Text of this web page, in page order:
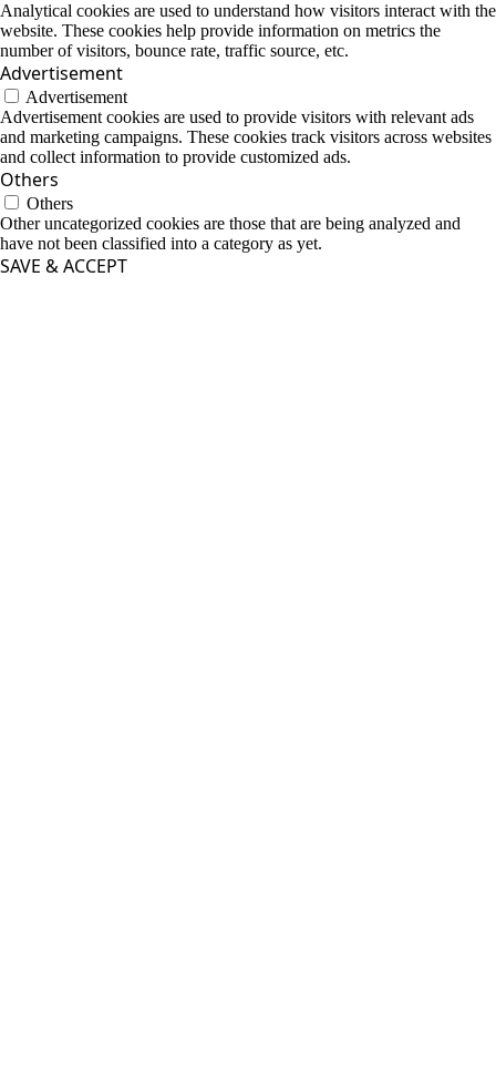
Analytical cookies are used to understand how visitors interact with the
website. These cookies help provide information on metrics the
number of visitors, bounce rate, traffic source, etc.
Advertisement
Advertisement
Advertisement cookies are used to provide visitors with relevant ads
and marketing campaigns. These cookies track visitors across websites
and collect information to provide customized ads.
Others
Others
Other uncategorized cookies are those that are being analyzed and
have not been classified into a category as yet.
SAVE & ACCEPT